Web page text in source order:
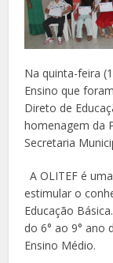
Na quinta-feira
Ensino que
Direto de
homenagem da
Secretaria
A OLITEF é
estimular o
Educação
do 6° ao 9° ano
Ensino Médio.